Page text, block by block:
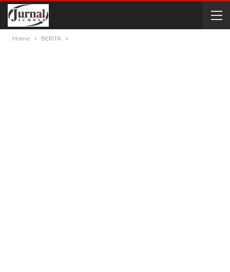
Home BERITA